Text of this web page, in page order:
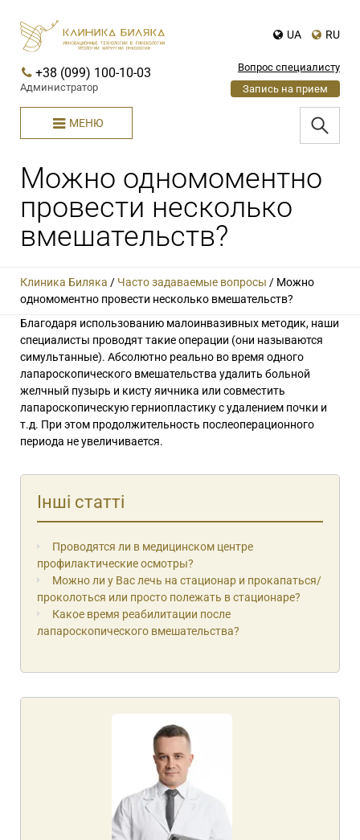
UA RU
+38 (099) 100-10-03
Администратор
Вопрос специалисту
Запись на прием
МЕНЮ
Можно одномоментно
провести несколько
вмешательств?
Клиника Биляка / Часто задаваемые вопросы / Можно
одномоментно провести несколько вмешательств?
Благодаря использованию малоинвазивных методик, наши
специалисты проводят такие операции (они называются
симультанные). Абсолютно реально во время одного
лапароскопического вмешательства удалить больной
желчный пузырь и кисту яичника или совместить
лапароскопическую герниопластику с удалением почки и
т.д. При этом продолжительность послеоперационного
периода не увеличивается.
Інші статті
Проводятся ли в медицинском центре
профилактические осмотры?
Можно ли у Вас лечь на стационар и прокапаться/
проколоться или просто полежать в стационаре?
Какое время реабилитации после
лапароскопического вмешательства?